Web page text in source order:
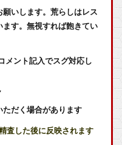
いて驚いたキャラ他
いします。荒らしはレス
す。無視すれば飽きてい
メント記入でスグ対応し
だく場合があります
査した後に反映されます